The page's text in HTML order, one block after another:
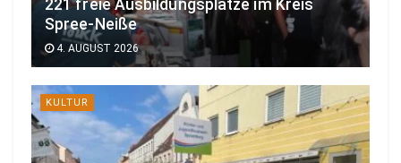
221 freie Ausbildungsplätze im Kreis
Spree-Neiße
4. AUGUST 2026
KULTUR